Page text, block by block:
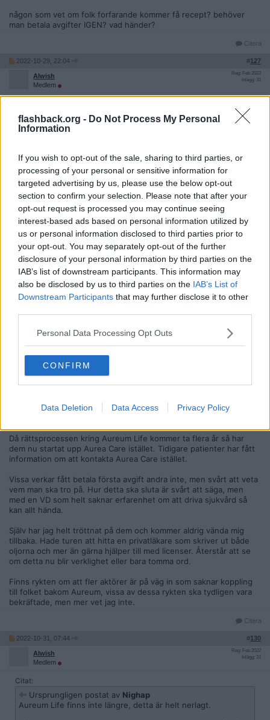
flashback.org - Do Not Process My Personal
Information
If you wish to opt-out of the sale, sharing to third parties, or
processing of your personal or sensitive information for
targeted advertising by us, please use the below opt-out
section to confirm your selection. Please note that after your
opt-out request is processed you may continue seeing
interest-based ads based on personal information utilized by
us or personal information disclosed to third parties prior to
your opt-out. You may separately opt-out of the further
disclosure of your personal information by third parties on the
IAB’s list of downstream participants. This information may
also be disclosed by us to third parties on the IAB’s List of
Downstream Participants that may further disclose it to other
Personal Data Processing Opt Outs
CONFIRM
Data Deletion Data Access Privacy Policy
någon som vet om folk forfarande kommer få recept? behöver
man betala avgifter IGEN? vad händer?
Citera
2022-10-29, 22:04 #127
Alwish
Medlem
Reg: Feb 2022
Inlägg: 31
Ursprungligen postat av SvartaVargen
Verkar som att dom startat upp igen men heter nu Aurea
någon som vet om folk forfarande kommer få recept?
behöver man betala avgifter IGEN? vad händer?
Finns inget sånt bolag registrerat vad jag kan se..
2022-10-30, 08:40
SvartaVargen
Medlem
Ursprungligen postat av
Alwish
Finns inget sånt bolag registrerat vad jag kan se..
På hemsidan står det Aurea Care iaf, kanske bara är nytt namn
2022-10-30, 21:26
Då rättsprocessen kring Aureum Life kommer ta flera år så har
dem nu startat upp Aurea Care istället. Tidigare patienter har fått
information om att kontakta Aurea Care istället.
Vissa verkar fått betala första avgift andra inte, men svårt att veta
vem man ska tro på. Hur detta ska sluta är svårt att säga, men
med en VD som helt saknar erfarenhet om att driva sjukvård så
kan allt hända.
Själv har jag helt tröttnat på dem och kommer aldrig vända mig
tillbaka. Hade turen att hitta en privatläkare som skriver ut både
oljorna och mer än gärna hjälper till med licenser. Återstår att se
om detta nu blir verklighet eller bara tomma ord.
Finns rykten om att fler aktörer är på väg in som saknar koppling
till folket bakom Aureum, vissa av dessa rykten ska tydligen vara
bekräftade, men mer vet jag inte.
Citera
2022-10-31, 07:44 #130
Alwish
Medlem
Reg: Feb 2022
Inlägg: 31
Citat:
Ursprungligen postat av Nighap
Aureum Life finns inte längre, detta är helt nerlagt.